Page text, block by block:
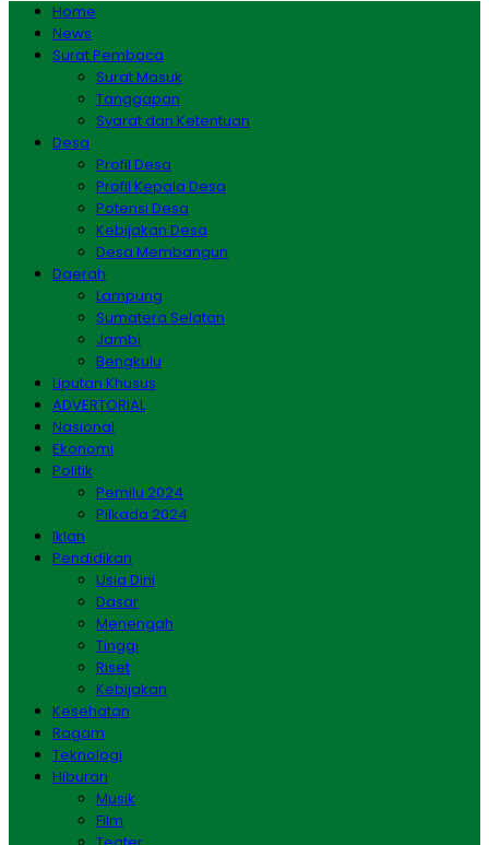
Home
News
Surat Pembaca
Surat Masuk
Tanggapan
Syarat dan Ketentuan
Desa
Profil Desa
Profil Kepala Desa
Potensi Desa
Kebijakan Desa
Desa Membangun
Daerah
Lampung
Sumatera Selatan
Jambi
Bengkulu
Liputan Khusus
ADVERTORIAL
Nasional
Ekonomi
Politik
Pemilu 2024
Pilkada 2024
Iklan
Pendidikan
Usia Dini
Dasar
Menengah
Tinggi
Riset
Kebijakan
Kesehatan
Ragam
Teknologi
Hiburan
Musik
Film